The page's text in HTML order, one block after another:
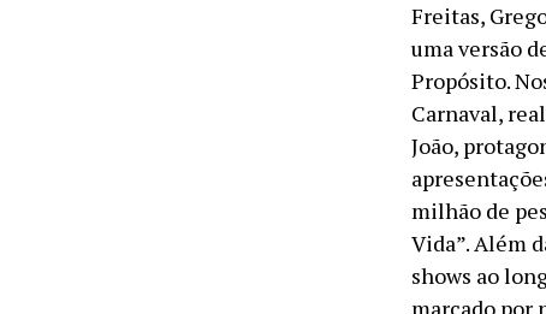
Freitas,
uma versão
Propósito.
Carnaval,
João,
milhão de
Vida”. Além
shows ao